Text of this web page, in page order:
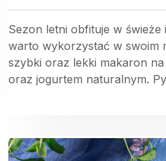
Sezon letni obfituje w
warto wykorzystać w swoim
szybki oraz lekki makaron
oraz jogurtem naturalnym.